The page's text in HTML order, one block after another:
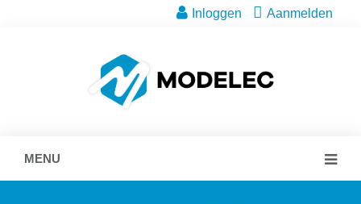
Inloggen Aanmelden
MENU